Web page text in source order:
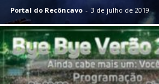
Portal do Recôncavo - 3 de julho de 2019